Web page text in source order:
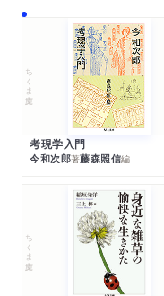
ちくま文庫
考現学入門
今和次郎著藤森照信編
ちくま文庫